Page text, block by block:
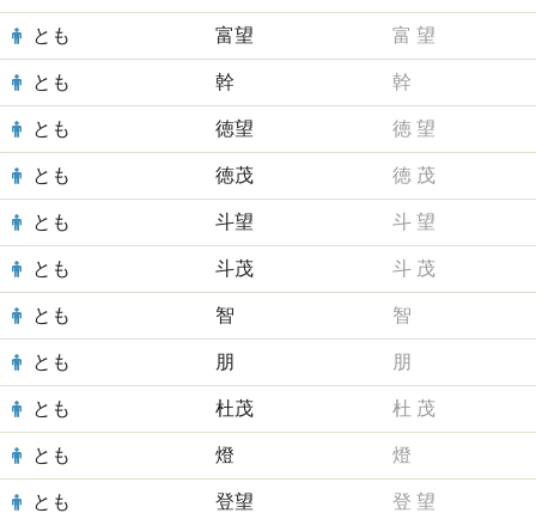
とも 富望 富 望
とも 幹 幹
とも 徳望 徳 望
とも 徳茂 徳 茂
とも 斗望 斗 望
とも 斗茂 斗 茂
とも 智 智
とも 朋 朋
とも 杜茂 杜 茂
とも 燈 燈
とも 登望 登 望